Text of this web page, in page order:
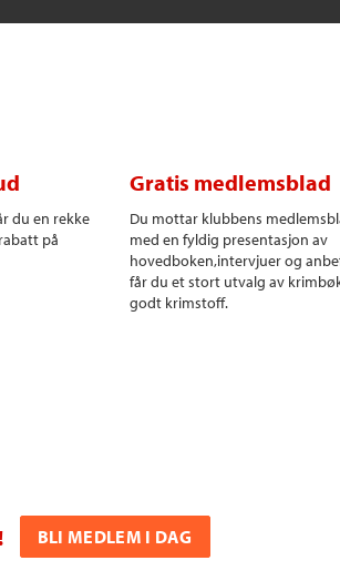
du en rekke
på
Gratis medlemsblad
Du mottar klubbens
med en fyldig presentasjon av
hovedboken,intervjuer og
får du et stort utvalg av
godt krimstoff.
BLI MEDLEM I DAG